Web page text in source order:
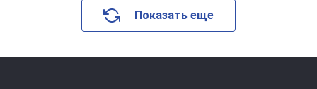
Показать еще